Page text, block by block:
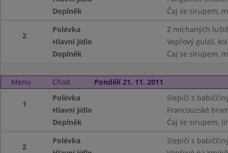
Doplněk
Čaj se sirupem,
2
Polévka
Z míchaných
Hlavní jídlo
Vepřový guláš,
Doplněk
Čaj se sirupem,
Menu Chod Pondělí 21. 11. 2011
1
Polévka
Slepičí s
Hlavní jídlo
Francouzské
Doplněk
Čaj se sirupem,
2
Polévka
Slepičí s